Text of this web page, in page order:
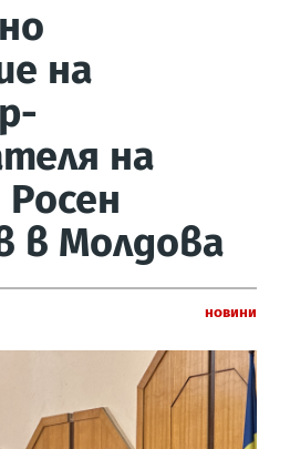
на
на
Росен
в Молдова
Новини